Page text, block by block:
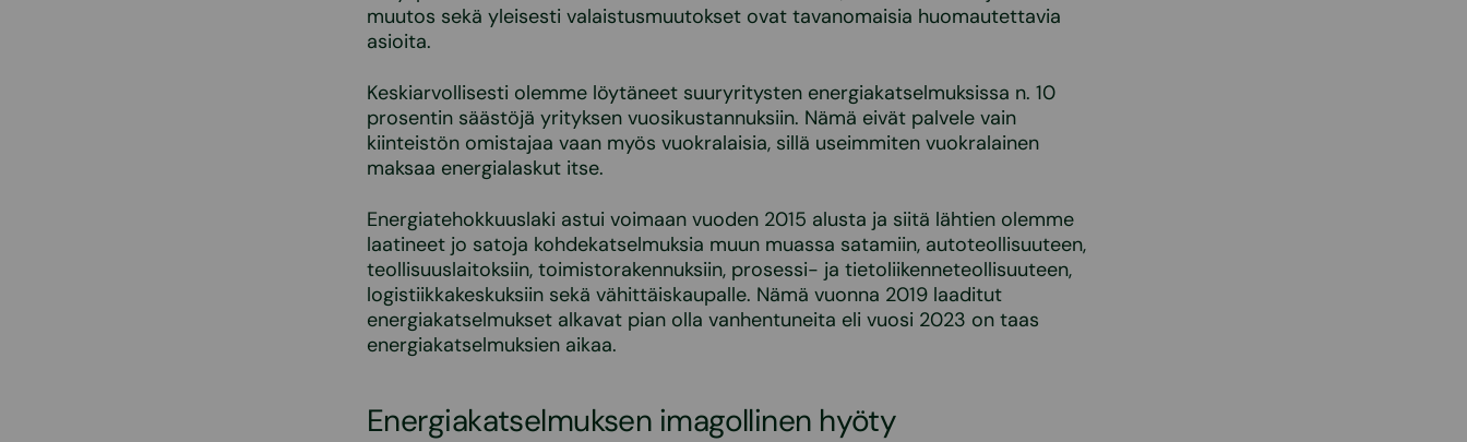
muutos sekä yleisesti valaistusmuutokset ovat tavanomaisia huomautettavia
asioita.
Keskiarvollisesti olemme löytäneet suuryritysten energiakatselmuksissa n. 10
prosentin säästöjä yrityksen vuosikustannuksiin. Nämä eivät palvele vain
kiinteistön omistajaa vaan myös vuokralaisia, sillä useimmiten vuokralainen
maksaa energialaskut itse.
Energiatehokkuuslaki astui voimaan vuoden 2015 alusta ja siitä lähtien olemme
laatineet jo satoja kohdekatselmuksia muun muassa satamiin, autoteollisuuteen,
teollisuuslaitoksiin, toimistorakennuksiin, prosessi- ja tietoliikenneteollisuuteen,
logistiikkakeskuksiin sekä vähittäiskaupalle. Nämä vuonna 2019 laaditut
energiakatselmukset alkavat pian olla vanhentuneita eli vuosi 2023 on taas
energiakatselmuksien aikaa.
Energiakatselmuksen imagollinen hyöty